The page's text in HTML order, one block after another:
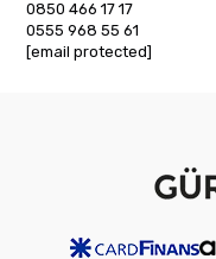
0850 466 17 17
0555 968 55 61
[email protected]